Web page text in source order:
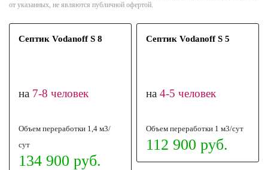
от указанных, не являются публичной офертой.
Септик Vodanoff S 8
на 7-8 человек
Объем переработки 1,4 м3/
сут
134 900 руб.
Септик Vodanoff S 5
на4-5 человек
Объем переработки 1 м3/сут
112 900 руб.